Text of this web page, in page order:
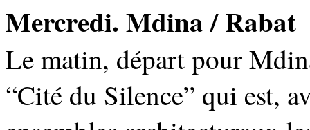
Mercredi. Mdina / Rabat
Le matin, départ pour
“Cité du Silence” qui est,